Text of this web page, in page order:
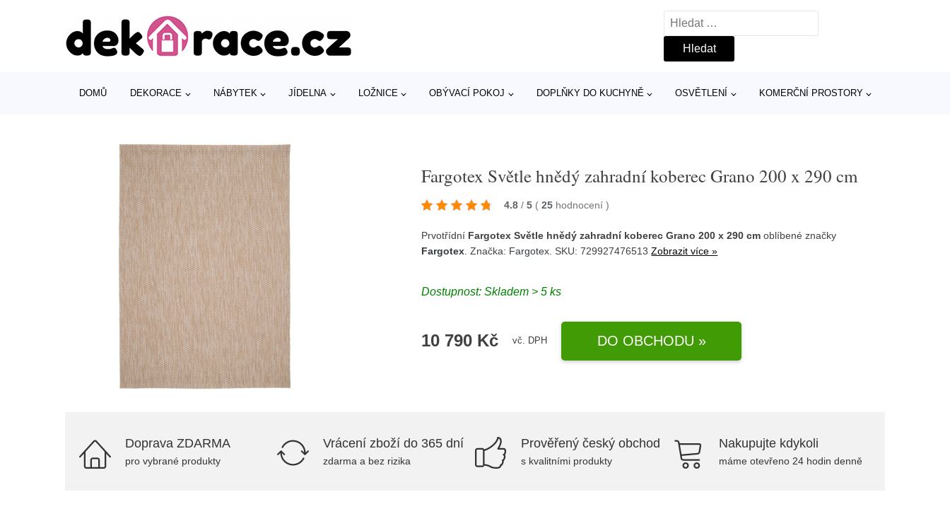
Vyhledávání
DOMŮ DEKORACE NÁBYTEK JÍDELNA LOŽNICE OBÝVACÍ POKOJ DOPLŇKY DO KUCHYNĚ OSVĚTLENÍ KOMERČNÍ PROSTORY
Fargotex Světle hnědý zahradní koberec Grano 200 x 290 cm
4.8 / 5 ( 25 hodnocení)
Prvotřídní Fargotex Světle hnědý zahradní koberec Grano 200 x 290 cm oblíbené značky
Fargotex . Značka: Fargotex . SKU: 729927476513Zobrazit více »
Dostupnost: Skladem > 5 ks
10 790 Kč vč. DPH DO OBCHODU »
Doprava ZDARMA
pro vybrané produkty
Vrácení zboží do 365 dní
zdarma a bez rizika
Prověřený český obchod
s kvalitními produkty
Nakupujte kdykoli
máme otevřeno 24 hodin denně